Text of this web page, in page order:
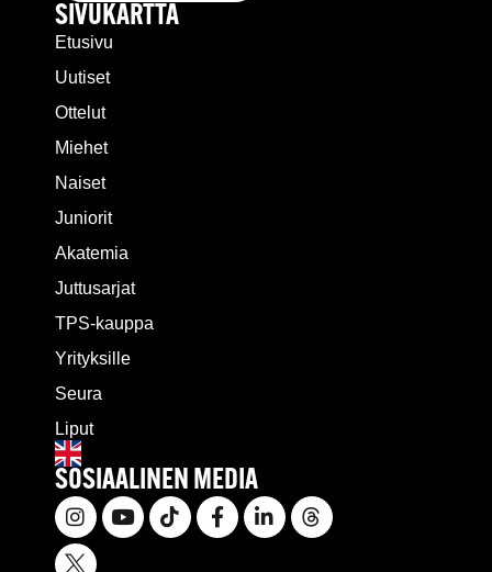
SIVUKARTTA
Etusivu
Uutiset
Ottelut
Miehet
Naiset
Juniorit
Akatemia
Juttusarjat
TPS-kauppa
Yrityksille
Seura
Liput
SOSIAALINEN MEDIA